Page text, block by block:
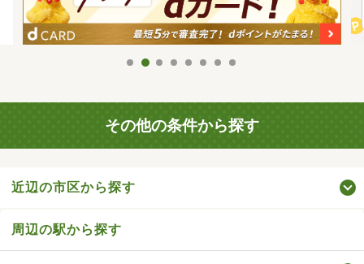
その他の条件から探す
近辺の市区から探す
周辺の駅から探す